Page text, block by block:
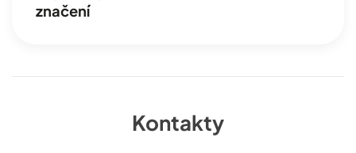
značení
Kontakty